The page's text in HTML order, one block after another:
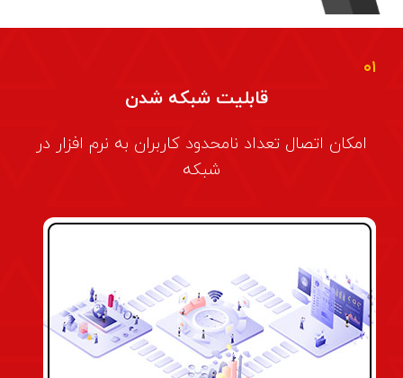
۰۱
قابلیت شبکه شدن
امکان اتصال تعداد نامحدود کاربران به نرم افزار در
شبکه